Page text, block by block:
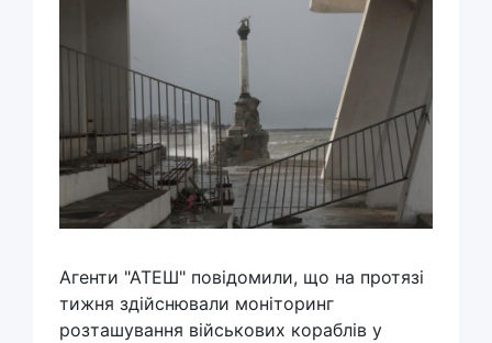
Агенти "АТЕШ" повідомили, що на протязі
тижня здійснювали моніторинг
розташування військових кораблів у